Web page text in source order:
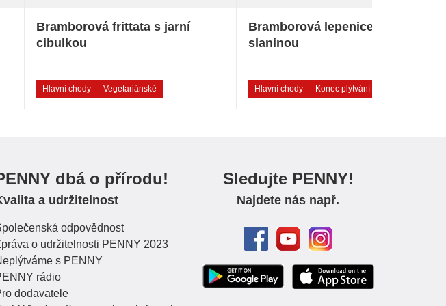
Bramborová frittata s jarní
cibulkou
Hlavní chody Vegetariánské
Bramborová lepenice se
slaninou
Hlavní chody Konec plýtvání
dbá o přírodu!
a udržitelnost
odpovědnost
o udržitelnosti PENNY 2023
s PENNY
rádio
dodavatele
Sledujte PENNY!
Najdete nás např.